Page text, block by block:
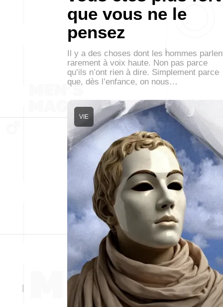
que vous ne le
pensez
Il y a des choses dont les hommes
rarement à voix haute. Non pas parce
qu’ils n’ont rien à dire. Simplement parce
que, dès l’enfance, on nous…
VIE